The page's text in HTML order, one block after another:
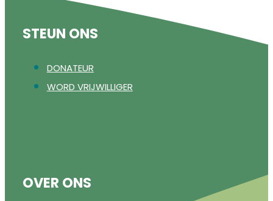
STEUN ONS
DONATEUR
WORD VRIJWILLIGER
OVER ONS